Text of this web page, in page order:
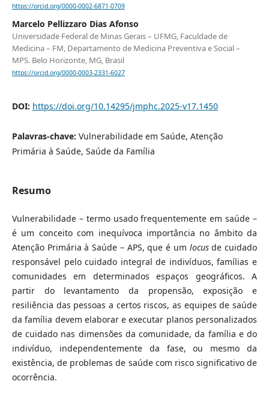
https://orcid.org/0000-0002-6871-0709
Marcelo Pellizzaro Dias Afonso
Universidade Federal de Minas Gerais – UFMG, Faculdade de
Medicina – FM, Departamento de Medicina Preventiva e Social –
MPS. Belo Horizonte, MG, Brasil
https://orcid.org/0000-0003-2331-6027
DOI: https://doi.org/10.14295/jmphc.2025-v17.1450
Palavras-chave: Vulnerabilidade em Saúde, Atenção
Primária à Saúde, Saúde da Família
Resumo
Vulnerabilidade – termo usado frequentemente em saúde –
é um conceito com inequívoca importância no âmbito da
Atenção Primária à Saúde – APS, que é um locusde cuidado
responsável pelo cuidado integral de indivíduos, famílias e
comunidades em determinados espaços geográficos. A
partir do levantamento da propensão, exposição e
resiliência das pessoas a certos riscos, as equipes de saúde
da família devem elaborar e executar planos personalizados
de cuidado nas dimensões da comunidade, da família e do
indivíduo, independentemente da fase, ou mesmo da
existência, de problemas de saúde com risco significativo de
ocorrência.